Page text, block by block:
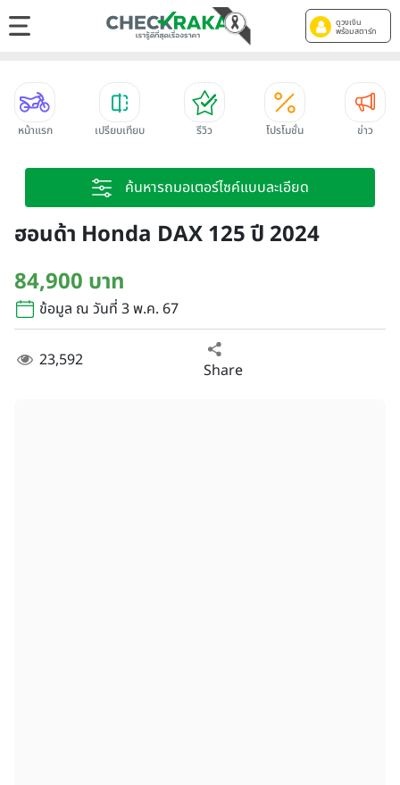
ดูวงเงิน
พร้อมสตาร์ท
หน้าแรก เปรียบเทียบ รีวิว โปรโมชั่น ข่าว
ค้นหารถมอเตอร์ไซค์แบบละเอียด
ฮอนด้า Honda DAX 125 ปี 2024
84,900 บาท
ข้อมูล ณ วันที่ 3 พ.ค. 67
23,592 Share